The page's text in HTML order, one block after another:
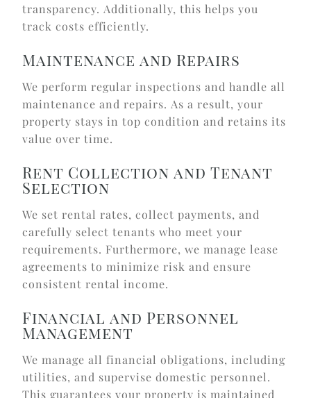
transparency. Additionally, this helps you
track costs efficiently.
Maintenance and Repairs
We perform regular inspections and handle all
maintenance and repairs. As a result, your
property stays in top condition and retains its
value over time.
Rent Collection and Tenant
Selection
We set rental rates, collect payments, and
carefully select tenants who meet your
requirements. Furthermore, we manage lease
agreements to minimize risk and ensure
consistent rental income.
Financial and Personnel
Management
We manage all financial obligations, including
utilities, and supervise domestic personnel.
This guarantees your property is maintained